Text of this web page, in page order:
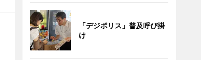
「デジポリス」普及呼び掛
け